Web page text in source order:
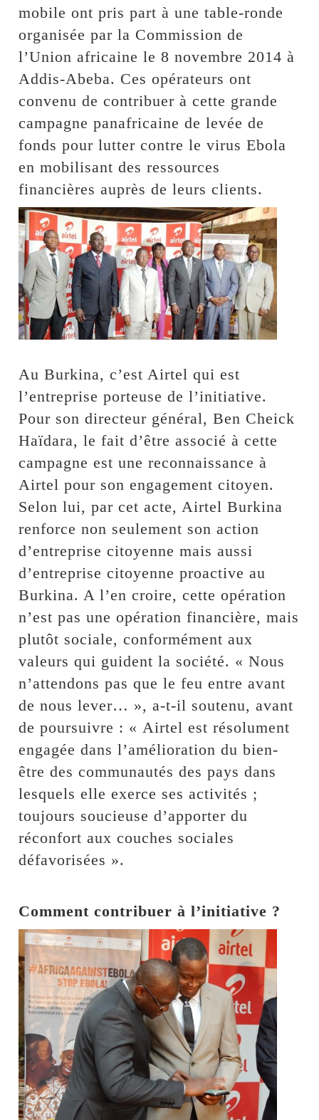
mobile ont pris part à une table-ronde
organisée par la Commission de
l’Union africaine le 8 novembre 2014 à
Addis-Abeba. Ces opérateurs ont
convenu de contribuer à cette grande
campagne panafricaine de levée de
fonds pour lutter contre le virus Ebola
en mobilisant des ressources
financières auprès de leurs clients.
Au Burkina, c’est Airtel qui est
l’entreprise porteuse de l’initiative.
Pour son directeur général, Ben Cheick
Haïdara, le fait d’être associé à cette
campagne est une reconnaissance à
Airtel pour son engagement citoyen.
Selon lui, par cet acte, Airtel Burkina
renforce non seulement son action
d’entreprise citoyenne mais aussi
d’entreprise citoyenne proactive au
Burkina. A l’en croire, cette opération
n’est pas une opération financière, mais
plutôt sociale, conformément aux
valeurs qui guident la société. « Nous
n’attendons pas que le feu entre avant
de nous lever… », a-t-il soutenu, avant
de poursuivre : « Airtel est résolument
engagée dans l’amélioration du bien-
être des communautés des pays dans
lesquels elle exerce ses activités ;
toujours soucieuse d’apporter du
réconfort aux couches sociales
défavorisées ».
Comment contribuer à l’initiative ?